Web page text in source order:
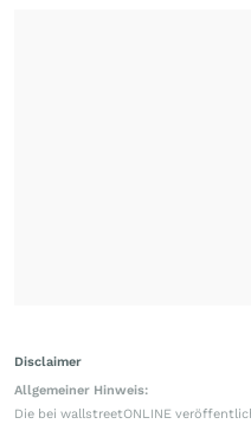
Disclaimer
Allgemeiner Hinweis:
Die bei wallstreetONLINE